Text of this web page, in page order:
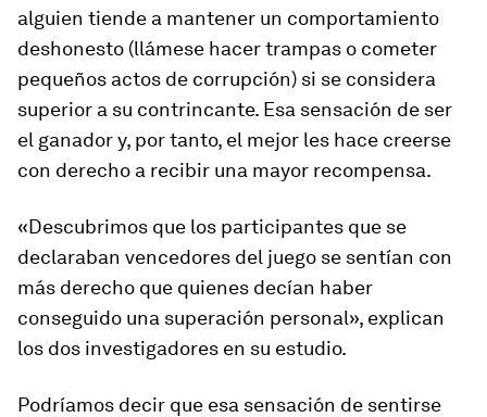
alguien tiende a mantener un comportamiento
deshonesto (llámese hacer trampas o cometer
pequeños actos de corrupción) si se considera
superior a su contrincante. Esa sensación de ser
el ganador y, por tanto, el mejor les hace creerse
con derecho a recibir una mayor recompensa.
«Descubrimos que los participantes que se
declaraban vencedores del juego se sentían con
más derecho que quienes decían haber
conseguido una superación personal», explican
los dos investigadores en su estudio.
Podríamos decir que esa sensación de sentirse